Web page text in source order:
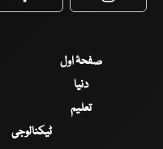
Facebook
صفحۂ اول
دنیا
تعلیم
ٹیکنالوجی